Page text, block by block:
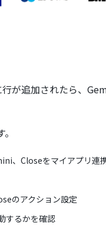
が追加されたら、
、Closeをマイアプリ連
のアクション設定
するかを確認